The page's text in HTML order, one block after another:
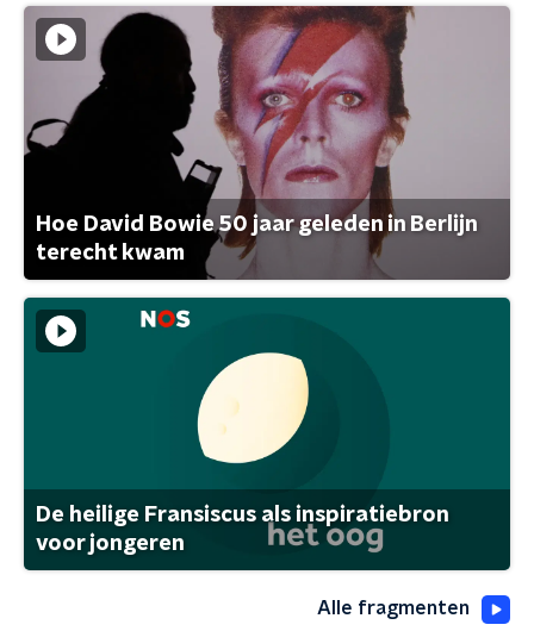
Hoe David Bowie 50 jaar geleden in Berlijn
terecht kwam
De heilige Fransiscus als inspiratiebron
voor jongeren
Alle fragmenten